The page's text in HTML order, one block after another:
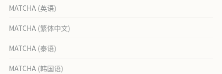
MATCHA (英语)
MATCHA (繁体中文)
MATCHA (泰语)
MATCHA (韩国语)